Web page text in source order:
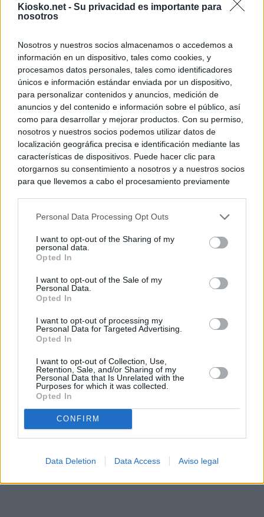
Kiosko.net - Su privacidad es importante para
nosotros
Nosotros y nuestros socios almacenamos o accedemos a
información en un dispositivo, tales como cookies, y
procesamos datos personales, tales como identificadores
únicos e información estándar enviada por un dispositivo,
para personalizar contenidos y anuncios, medición de
anuncios y del contenido e información sobre el público, así
como para desarrollar y mejorar productos. Con su permiso,
nosotros y nuestros socios podemos utilizar datos de
localización geográfica precisa e identificación mediante las
características de dispositivos. Puede hacer clic para
otorgarnos su consentimiento a nosotros y a nuestros socios
para que llevemos a cabo el procesamiento previamente
negar su consentimiento. Tenga en cuenta que algún
de su consentimiento, pero usted tiene el derecho de
rechazar tal procesamiento. Sus preferencias se aplicarán
cualquier momento entrando de nuevo en este sitio web o
visitando nuestra política de privacidad.
Personal Data Processing Opt Outs
I want to opt-out of the Sharing of my
personal data.
Opted In
I want to opt-out of the Sale of my
Personal Data.
Opted In
I want to opt-out of processing my
Personal Data for Targeted Advertising.
Opted In
I want to opt-out of Collection, Use,
Retention, Sale, and/or Sharing of my
Personal Data that Is Unrelated with the
Purposes for which it was collected.
Opted In
CONFIRM
Data Deletion Data Access Aviso legal
principales, un
© Kiosko.net Aviso Legal Privacidad y Cookies